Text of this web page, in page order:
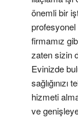
önemli bir
profesyonel
firmamız
zaten sizin
Evinizde
hizmeti
ve